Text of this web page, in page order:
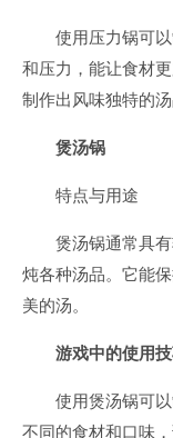
使用压力锅可
和压力，能让食材
制作出风味独特的汤
煲汤锅
特点与用途
煲汤锅通常具
炖各种汤品。它能
美的汤。
游戏中的使用
使用煲汤锅可
不同的食材和口味